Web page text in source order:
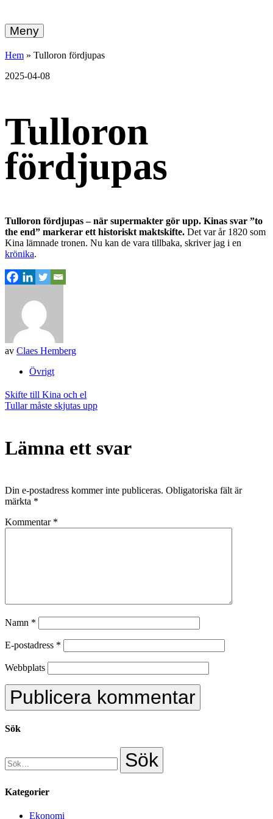
vidare
till
energi
+
Meny
Hem » Tulloron fördjupas
2025-04-08
Tulloron
fördjupas
Tulloron fördjupas – när supermakter gör upp. Kinas svar ”to
the end” markerar ett historiskt maktskifte. Det var år 1820 som
Kina lämnade tronen. Nu kan de vara tillbaka, skriver jag i en
krönika.
av Claes Hemberg
Övrigt
Inläggsnavigering
Skifte till Kina och el
Tullar måste skjutas upp
Lämna ett svar
Din e-postadress kommer inte publiceras. Obligatoriska fält är
märkta *
Kommentar *
Namn *
E-postadress *
Webbplats
Sök
Kategorier
Ekonomi